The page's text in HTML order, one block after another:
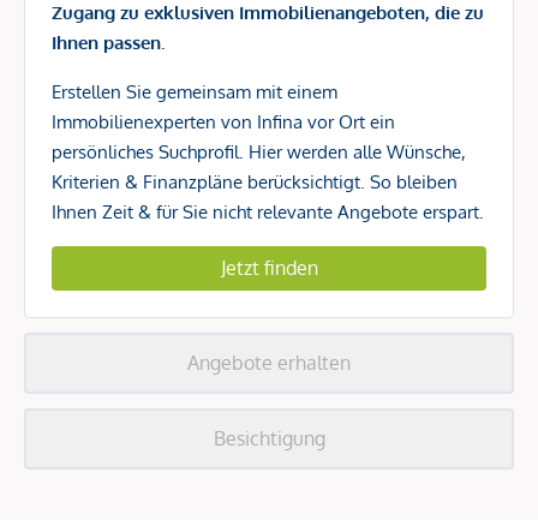
Zugang zu exklusiven Immobilienangeboten, die zu
Ihnen passen.
Erstellen Sie gemeinsam mit einem
Immobilienexperten von Infina vor Ort ein
persönliches Suchprofil. Hier werden alle Wünsche,
Kriterien & Finanzpläne berücksichtigt. So bleiben
Ihnen Zeit & für Sie nicht relevante Angebote erspart.
Jetzt finden
Angebote erhalten
Besichtigung